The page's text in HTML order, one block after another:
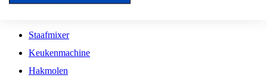
Kookplaat Accessoires
Staafmixer
Keukenmachine
Hakmolen